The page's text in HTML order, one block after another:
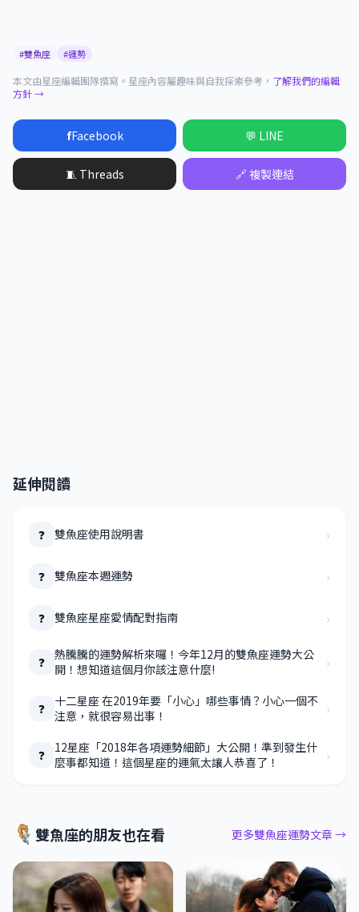
#雙魚座 #運勢
本文由星座編輯團隊撰寫。星座內容屬趣味與自我探索參考， 了解我們的編輯
方針 →
fFacebook 💬 LINE
🧵 Threads 🔗 複製連結
延伸閱讀
❓ 雙魚座使用說明書 ›
❓ 雙魚座本週運勢 ›
❓ 雙魚座星座愛情配對指南 ›
❓ 熱騰騰的運勢解析來囉！今年12月的雙魚座運勢大公
開！想知道這個月你該注意什麼!
›
❓
十二星座 在2019年要「小心」哪些事情？小心一個不
注意，就很容易出事！
›
❓
12星座「2018年各項運勢細節」大公開！準到發生什
麼事都知道！這個星座的運氣太讓人恭喜了！
›
雙魚座的朋友也在看 更多雙魚座運勢文章 →